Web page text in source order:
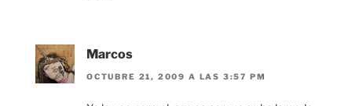
Marcos
OCTUBRE 21, 2009 A LAS 3:57 PM